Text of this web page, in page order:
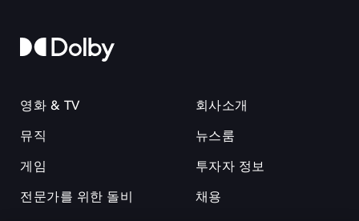
영화 & TV
뮤직
게임
전문가를 위한 돌비
회사소개
뉴스룸
투자자 정보
채용